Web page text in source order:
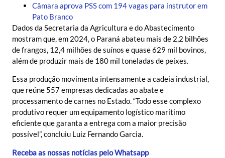
Câmara aprova PSS com 194 vagas para instrutor em
Pato Branco
Dados da Secretaria da Agricultura e do Abastecimento
mostram que, em 2024, o Paraná abateu mais de 2,2 bilhões
de frangos, 12,4 milhões de suínos e quase 629 mil bovinos,
além de produzir mais de 180 mil toneladas de peixes.
Essa produção movimenta intensamente a cadeia industrial,
que reúne 557 empresas dedicadas ao abate e
processamento de carnes no Estado. “Todo esse complexo
produtivo requer um equipamento logístico marítimo
eficiente que garanta a entrega com a maior precisão
possível”, concluiu Luiz Fernando Garcia.
Receba as nossas notícias pelo Whatsapp